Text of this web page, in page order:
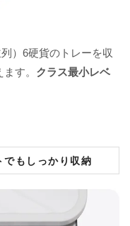
）6硬貨のトレーを収
す。 クラス最小レベ
もしっかり収納